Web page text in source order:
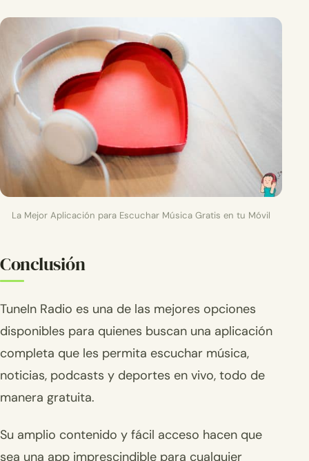
La Mejor Aplicación para Escuchar Música Gratis en tu Móvil
Conclusión
TuneIn Radio es una de las mejores opciones
disponibles para quienes buscan una aplicación
completa que les permita escuchar música,
noticias, podcasts y deportes en vivo, todo de
manera gratuita.
Su amplio contenido y fácil acceso hacen que
sea una app imprescindible para cualquier